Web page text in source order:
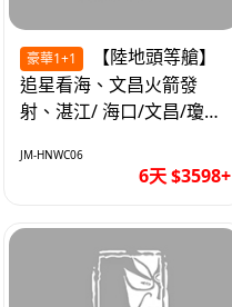
豪華1+1
追星看海、文昌火箭發
射、湛江/ 海口/文昌/瓊海/
優質6天
JM-HNWC06
6天 $3598+